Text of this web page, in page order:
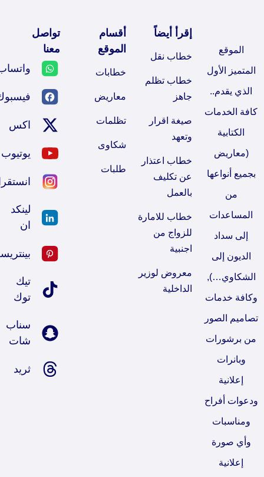
الموقع
المتميز الأول
الذي يقدم..
كافة الخدمات
الكتابية
(معاريض
بجميع أنواعها
من
المساعدات
إلى سداد
الديون إلى
الشكاوي…),
وكافة خدمات
تصاميم الصور
من برشورات
وبانرات
إعلانية
ودعوات أفراح
ومناسبات
وأي صورة
إعلانية
إقرأ أيضاً
خطاب نقل
جاهز
وتعهد
بالعمل
اجنبية
الداخلية
أقسام
الموقع
خطابات
معاريض
تظلمات
شكاوى
طلبات
تواصل
معنا
اكس
يوتيوب
لينكد
ان
تيك
توك
سناب
شات
ثريد